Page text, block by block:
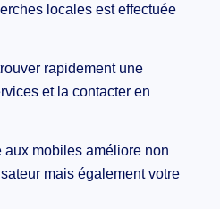
locales est effectuée
rapidement une
et la contacter en
aux mobiles améliore non
mais également votre